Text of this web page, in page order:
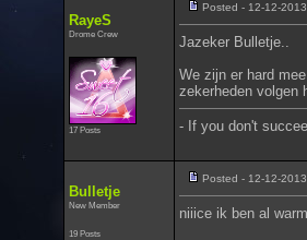
RayeS
Drome Crew
17 Posts
Posted - 12-12-
Jazeker Bulletje..
We zijn er hard
zekerheden volgen
- If you don't
Bulletje
New Member
19 Posts
Posted - 12-12-
niiice ik ben al